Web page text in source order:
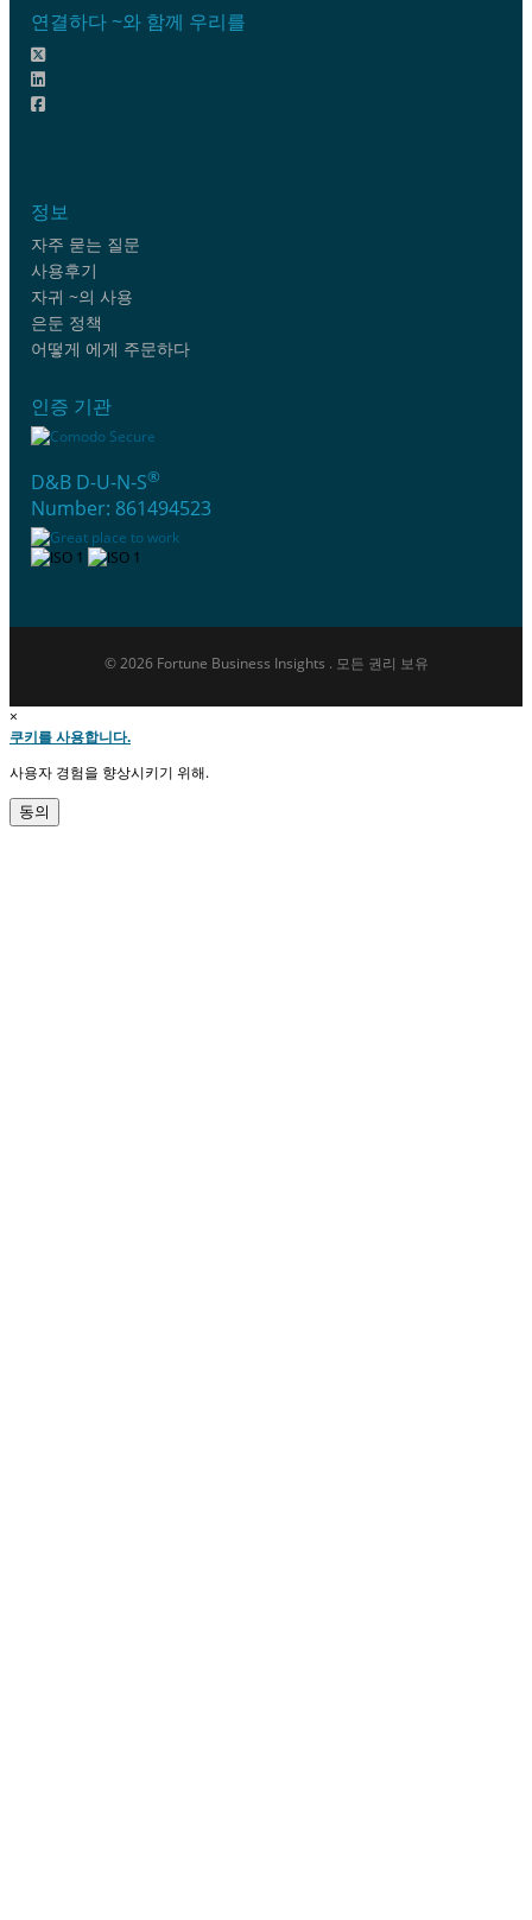
연결하다 ~와 함께 우리를
정보
자주 묻는 질문
사용후기
자귀 ~의 사용
은둔 정책
어떻게 에게 주문하다
인증 기관
D&B D-U-N-S®
Number: 861494523
© 2026 Fortune Business Insights . 모든 권리 보유
×
쿠키를 사용합니다.
사용자 경험을 향상시키기 위해.
동의